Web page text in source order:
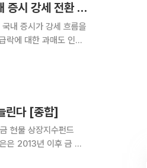
[오늘의 투자전략] 美 증시 급등·매크로 불안 완화…"국내 증시 강세 전환 전망"
내 증시가 강세 흐름을
린다 [종합]
현물 상장지수펀드
은 2013년 이후 금 보